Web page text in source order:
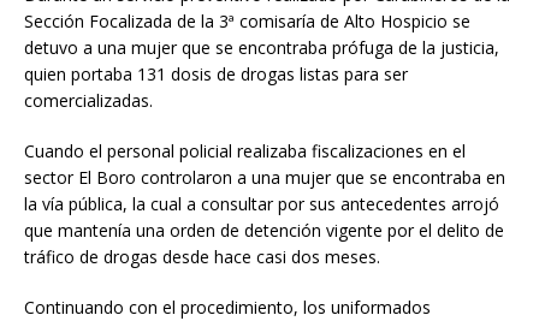
Sección Focalizada de la 3ª comisaría de Alto Hospicio se
detuvo a una mujer que se encontraba prófuga de la justicia,
quien portaba 131 dosis de drogas listas para ser
comercializadas.
Cuando el personal policial realizaba fiscalizaciones en el
sector El Boro controlaron a una mujer que se encontraba en
la vía pública, la cual a consultar por sus antecedentes arrojó
que mantenía una orden de detención vigente por el delito de
tráfico de drogas desde hace casi dos meses.
Continuando con el procedimiento, los uniformados